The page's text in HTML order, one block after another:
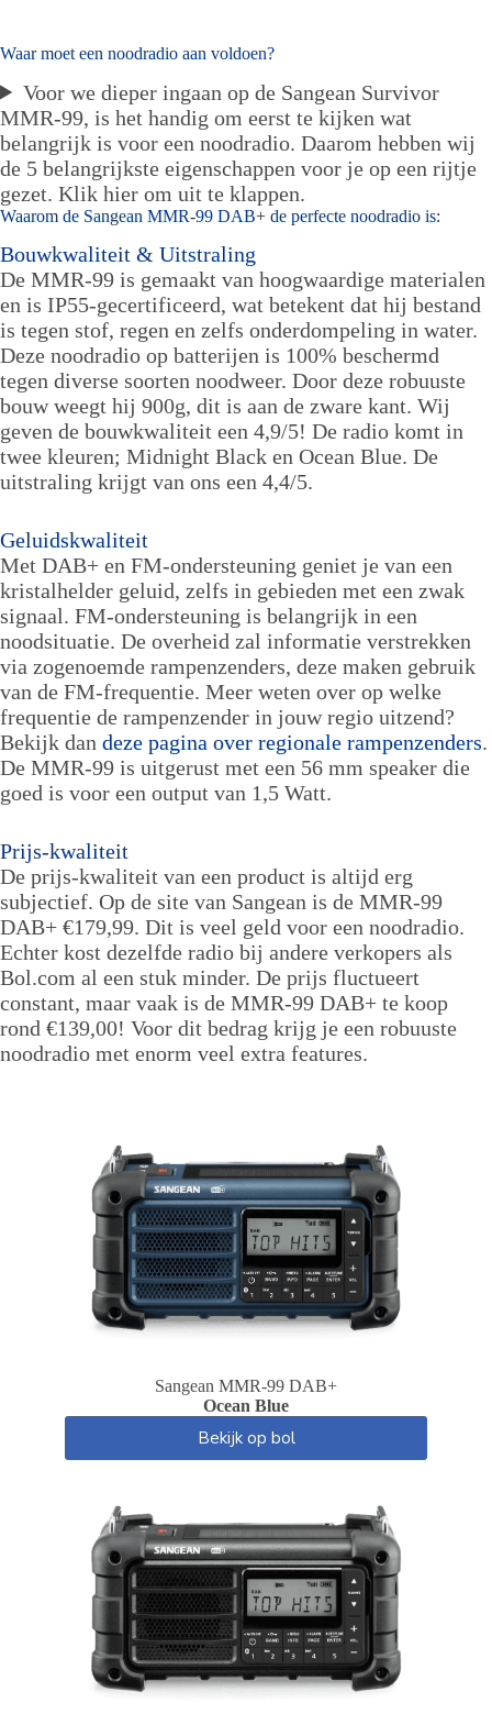
Waar moet een noodradio aan voldoen?
Voor we dieper ingaan op de Sangean Survivor
MMR-99, is het handig om eerst te kijken wat
belangrijk is voor een noodradio. Daarom hebben wij
de 5 belangrijkste eigenschappen voor je op een rijtje
gezet. Klik hier om uit te klappen.
Waarom de Sangean MMR-99 DAB+ de perfecte noodradio is:
Bouwkwaliteit & Uitstraling
De MMR-99 is gemaakt van hoogwaardige materialen
en is IP55-gecertificeerd, wat betekent dat hij bestand
is tegen stof, regen en zelfs onderdompeling in water.
Deze noodradio op batterijen is 100% beschermd
tegen diverse soorten noodweer. Door deze robuuste
bouw weegt hij 900g, dit is aan de zware kant. Wij
geven de bouwkwaliteit een 4,9/5! De radio komt in
twee kleuren; Midnight Black en Ocean Blue. De
uitstraling krijgt van ons een 4,4/5.
Geluidskwaliteit
Met DAB+ en FM-ondersteuning geniet je van een
kristalhelder geluid, zelfs in gebieden met een zwak
signaal. FM-ondersteuning is belangrijk in een
noodsituatie. De overheid zal informatie verstrekken
via zogenoemde rampenzenders, deze maken gebruik
van de FM-frequentie. Meer weten over op welke
frequentie de rampenzender in jouw regio uitzend?
Bekijk dan deze pagina over regionale rampenzenders.
De MMR-99 is uitgerust met een 56 mm speaker die
goed is voor een output van 1,5 Watt.
Prijs-kwaliteit
De prijs-kwaliteit van een product is altijd erg
subjectief. Op de site van Sangean is de MMR-99
DAB+ €179,99. Dit is veel geld voor een noodradio.
Echter kost dezelfde radio bij andere verkopers als
Bol.com al een stuk minder. De prijs fluctueert
constant, maar vaak is de MMR-99 DAB+ te koop
rond €139,00! Voor dit bedrag krijg je een robuuste
noodradio met enorm veel extra features.
Sangean MMR-99 DAB+
Ocean Blue
Bekijk op bol